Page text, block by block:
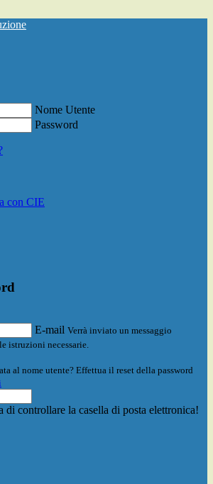
Nome Utente
Password
con CIE
E-mail Verrà inviato un messaggio
istruzioni necessarie.
al nome utente? Effettua il reset della password
di controllare la casella di posta elettronica!